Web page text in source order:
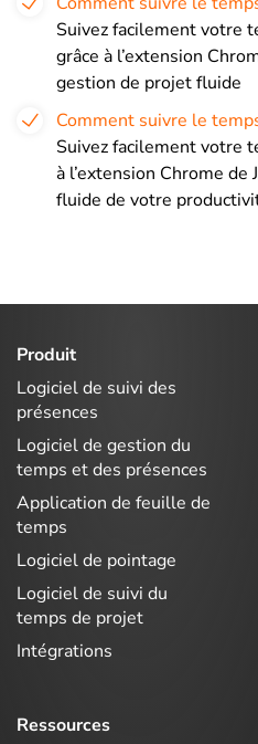
Suivez facilement votre
grâce à l’extension
gestion de projet fluide
Comment suivre le
Suivez facilement votre
à l’extension Chrome
fluide de votre
Produit
Logiciel de suivi des
présences
Logiciel de gestion du
temps et des présences
Application de feuille de
temps
Logiciel de pointage
Logiciel de suivi du
temps de projet
Intégrations
Ressources